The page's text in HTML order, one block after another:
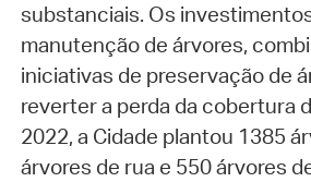
substanciais. Os
manutenção de árvores,
iniciativas de preservação de
reverter a perda da cobertura
2022, a Cidade plantou 1385
árvores de rua e 550 árvores